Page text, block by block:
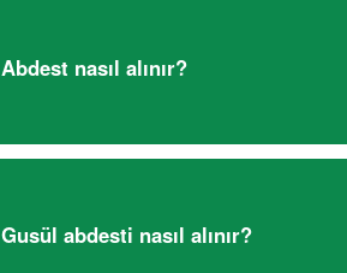
Abdest nasıl alınır?
Gusül abdesti nasıl alınır?